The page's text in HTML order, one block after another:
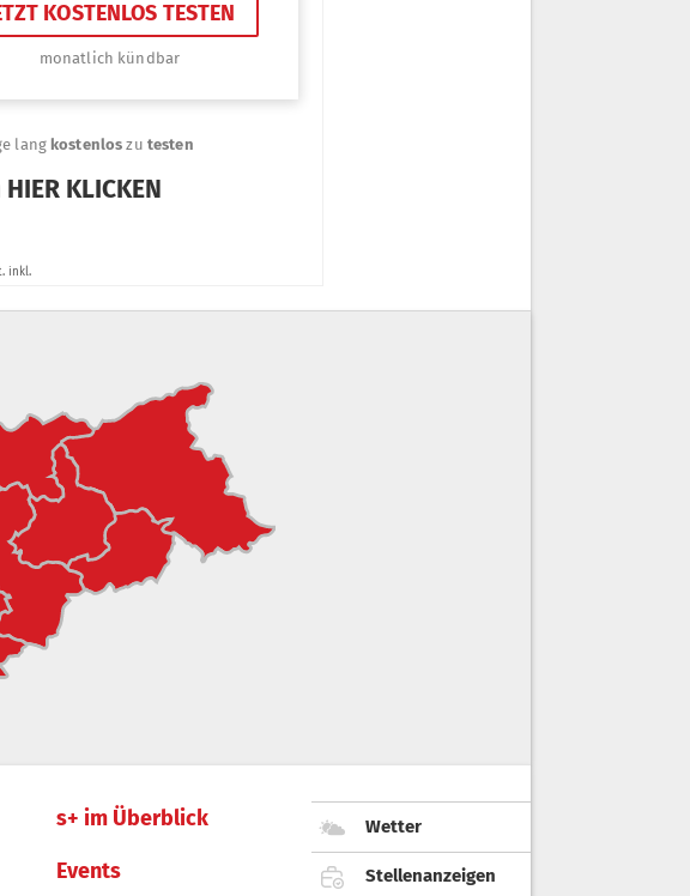
s+ im Überblick
Events
Wetter
Stellenanzeigen